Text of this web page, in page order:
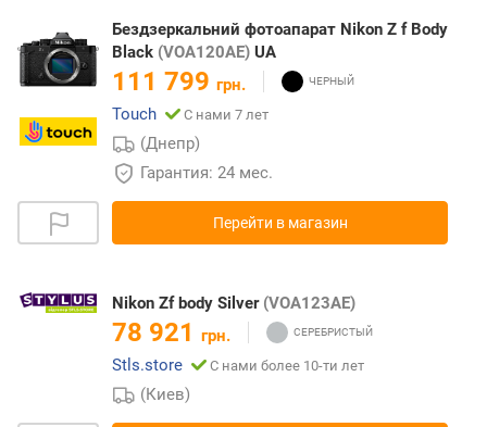
Бездзеркальний фотоапарат Nikon Z f Body
Black (VOA120AE) UA
111 799 грн.
Touch
С нами 7 лет
(Днепр)
Гарантия: 24 мес.
Перейти в магазин
Nikon Zf body Silver (VOA123AE)
78 921 грн.
Stls.store
С нами более 10-ти лет
(Киев)